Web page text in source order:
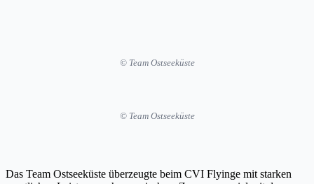
© Team Ostseeküste
© Team Ostseeküste
Das Team Ostseeküste überzeugte beim CVI Flyinge mit starken